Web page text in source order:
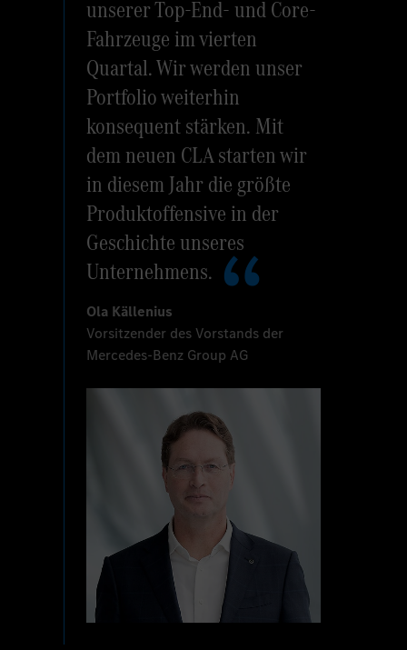
unserer Top-End- und Core-
Fahrzeuge im vierten
Quartal. Wir werden unser
Portfolio weiterhin
konsequent stärken. Mit
dem neuen CLA starten wir
in diesem Jahr die größte
Produktoffensive in der
Geschichte unseres
Unternehmens.
Ola Källenius
Vorsitzender des Vorstands der
Mercedes-Benz Group AG